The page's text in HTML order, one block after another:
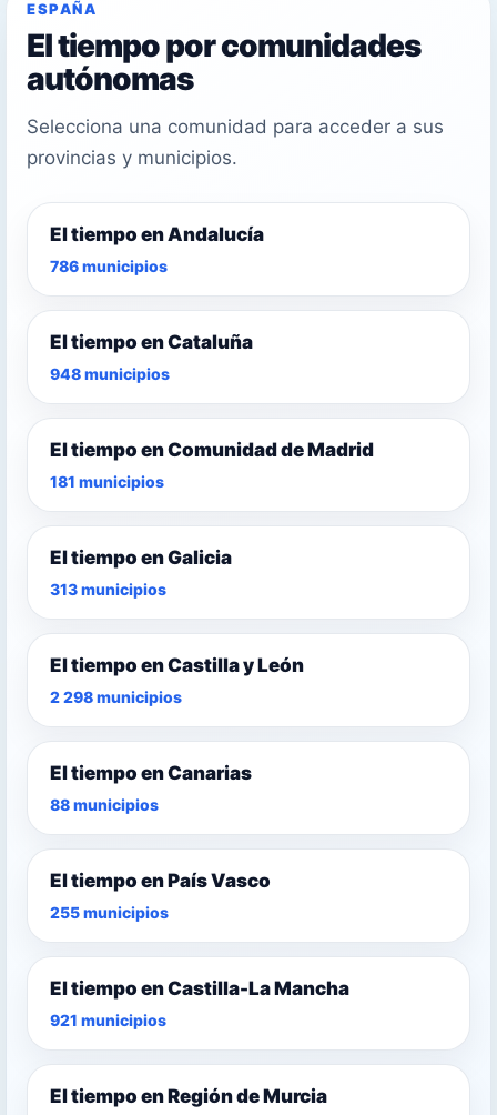
ESPAÑA
El tiempo por comunidades
autónomas
Selecciona una comunidad para acceder a sus
provincias y municipios.
El tiempo en Andalucía
786 municipios
El tiempo en Cataluña
948 municipios
El tiempo en Comunidad de Madrid
181 municipios
El tiempo en Galicia
313 municipios
El tiempo en Castilla y León
2 298 municipios
El tiempo en Canarias
88 municipios
El tiempo en País Vasco
255 municipios
El tiempo en Castilla-La Mancha
921 municipios
El tiempo en Región de Murcia